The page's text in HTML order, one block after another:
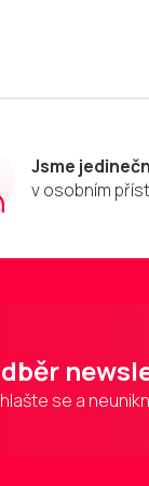
Jsme
v osobním
se a